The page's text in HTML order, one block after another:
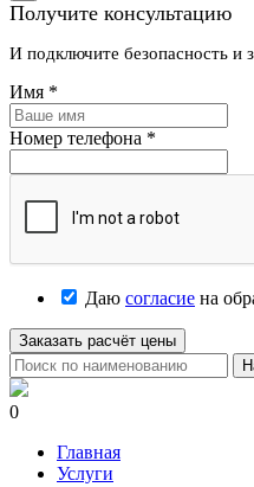
Получите консультацию
И подключите безопасность и
Имя *
Номер телефона *
Даю согласие на
Заказать расчёт цены
0
Главная
Услуги